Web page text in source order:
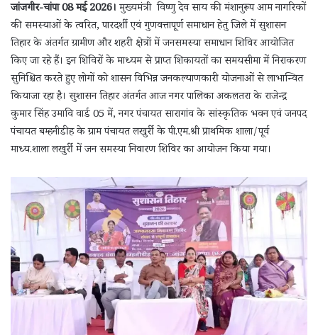
जांजगीर-चांपा 08 मई 2026। मुख्यमंत्री विष्णु देव साय की मंशानुरूप आम नागरिकों
की समस्याओं के त्वरित, पारदर्शी एवं गुणवत्तापूर्ण समाधान हेतु जिले में सुशासन
तिहार के अंतर्गत ग्रामीण और शहरी क्षेत्रों में जनसमस्या समाधान शिविर आयोजित
किए जा रहे हैं। इन शिविरों के माध्यम से प्राप्त शिकायतों का समयसीमा में निराकरण
सुनिश्चित करते हुए लोगों को शासन विभिन्न जनकल्याणकारी योजनाओं से लाभान्वित
कियाजा रहा है। सुशासन तिहार अंतर्गत आज नगर पालिका अकलतरा के राजेन्द्र
कुमार सिंह उमावि वार्ड 05 में, नगर पंचायत सारागांव के सांस्कृतिक भवन एवं जनपद
पंचायत बम्हनीडीह के ग्राम पंचायत लखुर्री के पी.एम.श्री प्राथमिक शाला/पूर्व
माध्य.शाला लखुर्री में जन समस्या निवारण शिविर का आयोजन किया गया।